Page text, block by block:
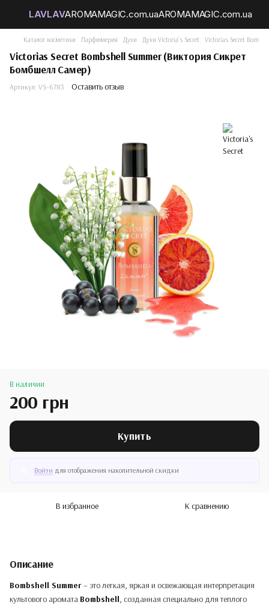
Каталог косметики Парфюмерия Духи Духи Victoria's Secret Victorias Secret
Victorias Secret Bombshell Summer (Виктория Сикрет
Бомбшелл Самер)
Артикул: VS-6783 Оставить отзыв
В наличии
200 грн
Купить
Войти для отображения накопительной скидки
В избранное К сравнению
Описание
Bombshell Summer– это легкая, яркая и освежающая интерпретация
культового аромата Bombshell, созданная специально для теплого